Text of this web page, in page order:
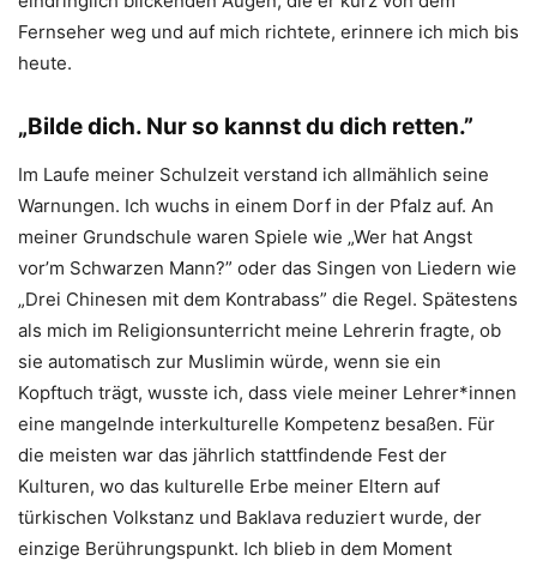
Fernseher weg und auf mich richtete, erinnere ich mich bis
heute.
„Bilde dich. Nur so kannst du dich retten.”
Im Laufe meiner Schulzeit verstand ich allmählich seine
Warnungen. Ich wuchs in einem Dorf in der Pfalz auf. An
meiner Grundschule waren Spiele wie „Wer hat Angst
vor’m Schwarzen Mann?” oder das Singen von Liedern wie
„Drei Chinesen mit dem Kontrabass” die Regel. Spätestens
als mich im Religionsunterricht meine Lehrerin fragte, ob
sie automatisch zur Muslimin würde, wenn sie ein
Kopftuch trägt, wusste ich, dass viele meiner Lehrer*innen
eine mangelnde interkulturelle Kompetenz besaßen. Für
die meisten war das jährlich stattfindende Fest der
Kulturen, wo das kulturelle Erbe meiner Eltern auf
türkischen Volkstanz und Baklava reduziert wurde, der
einzige Berührungspunkt. Ich blieb in dem Moment